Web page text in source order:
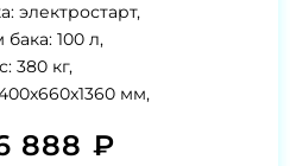
электростарт,
100 л,
380 кг,
мм,
888 ₽